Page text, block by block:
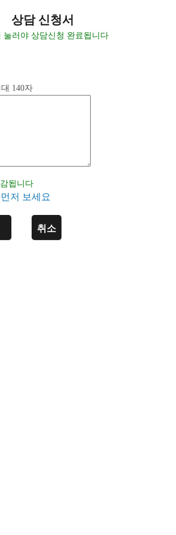
상담 신청서
눌러야 상담신청 완료됩니다
140자
됩니다
저 보세요